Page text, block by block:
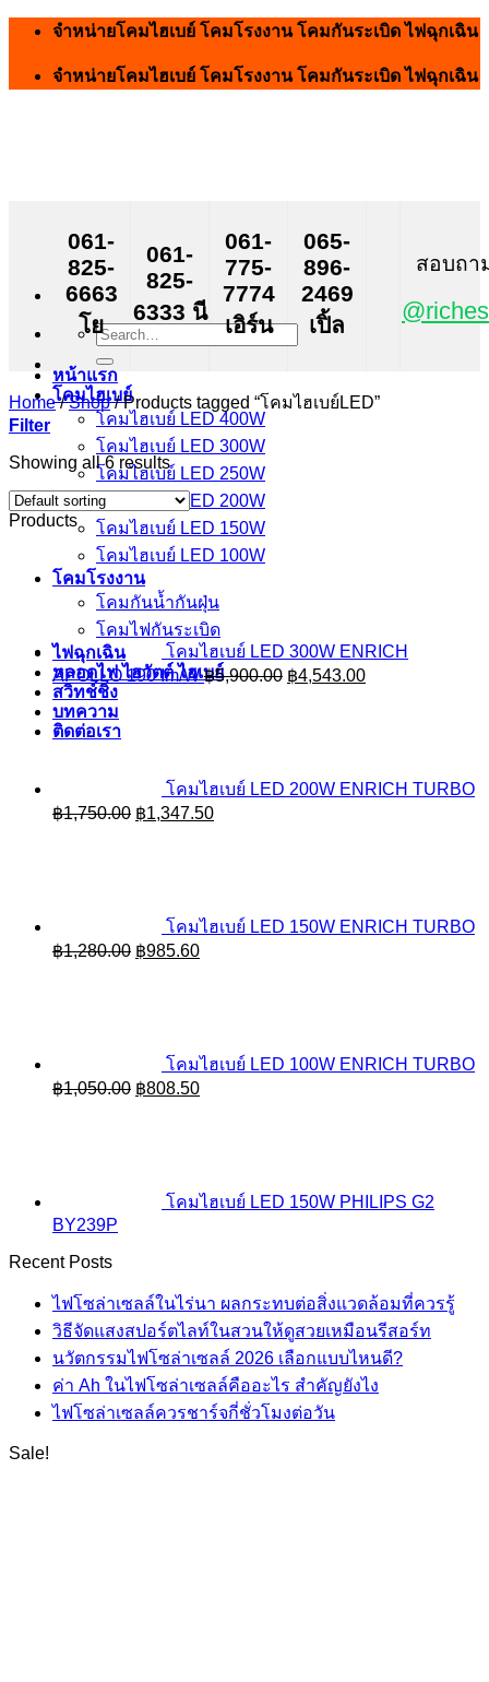
Skip
content
จำหน่ายโคมไฮเบย์ โคมโรงงาน โคมกันระเบิด ไฟฉุกเฉิน
จำหน่ายโคมไฮเบย์ โคมโรงงาน โคมกันระเบิด ไฟฉุกเฉิน
Search
for:
หน้าแรก
โคมไฮเบย์
โคมไฮเบย์ LED 400W
โคมไฮเบย์ LED 300W
โคมไฮเบย์ LED 250W
โคมไฮเบย์ LED 200W
โคมไฮเบย์ LED 150W
โคมไฮเบย์ LED 100W
โคมโรงงาน
โคมกันน้ำกันฝุ่น
โคมไฟกันระเบิด
ไฟฉุกเฉิน
หลอดไฟ ไฮวัตต์ ไฮเบย์
สวิทช์ชิ่ง
บทความ
ติดต่อเรา
061-
825-
6663
โย
061-
825-
6333 นี
061-
775-
7774
เอิร์น
065-
896-
2469
เปิ้ล
สอบถา
Home / Shop /Products tagged “โคมไฮเบย์LED”
Filter
Showing all 6 results
Products
โคมไฮเบย์ LED 300W ENRICH
APOLLO 190 Im/W ฿5,900.00 Original
฿4,543.00Current
โคมไฮเบย์ LED 200W ENRICH TURBO
฿1,750.00 Original
฿1,347.50Current
โคมไฮเบย์ LED 150W ENRICH TURBO
฿1,280.00 Original
฿985.60Current
โคมไฮเบย์ LED 100W ENRICH TURBO
฿1,050.00 Original
฿808.50Current
โคมไฮเบย์ LED 150W PHILIPS G2
BY239P
Recent Posts
ไฟโซล่าเซลล์ในไร่นา ผลกระทบต่อสิ่งแวดล้อมที่ควรรู้
วิธีจัดแสงสปอร์ตไลท์ในสวนให้ดูสวยเหมือนรีสอร์ท
นวัตกรรมไฟโซล่าเซลล์ 2026 เลือกแบบไหนดี?
ค่า Ah ในไฟโซล่าเซลล์คืออะไร สำคัญยังไง
ไฟโซล่าเซลล์ควรชาร์จกี่ชั่วโมงต่อวัน
Sale!